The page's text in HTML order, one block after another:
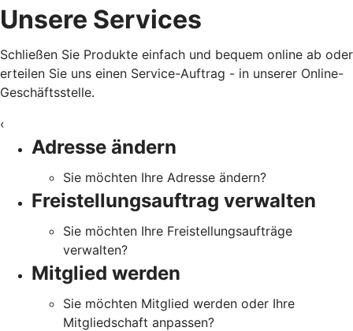
Unsere Services
Schließen Sie Produkte einfach und bequem online ab oder
erteilen Sie uns einen Service-Auftrag - in unserer Online-
Geschäftsstelle.
‹
Adresse ändern
Sie möchten Ihre Adresse ändern?
Freistellungsauftrag verwalten
Sie möchten Ihre Freistellungsaufträge
verwalten?
Mitglied werden
Sie möchten Mitglied werden oder Ihre
Mitgliedschaft anpassen?